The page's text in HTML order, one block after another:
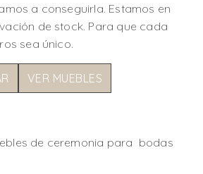
a conseguirla. Estamos en
de stock. Para que cada
sea único.
VER MUEBLES
de ceremonia para bodas